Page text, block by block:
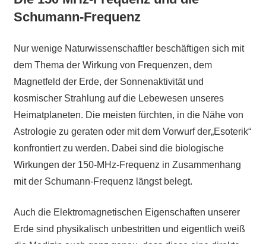
Schumann-Frequenz
Nur wenige Naturwissenschaftler beschäftigen sich mit
dem Thema der Wirkung von Frequenzen, dem
Magnetfeld der Erde, der Sonnenaktivität und
kosmischer Strahlung auf die Lebewesen unseres
Heimatplaneten. Die meisten fürchten, in die Nähe von
Astrologie zu geraten oder mit dem Vorwurf der„Esoterik“
konfrontiert zu werden. Dabei sind die biologische
Wirkungen der 150-MHz-Frequenz in Zusammenhang
mit der Schumann-Frequenz längst belegt.
Auch die Elektromagnetischen Eigenschaften unserer
Erde sind physikalisch unbestritten und eigentlich weiß